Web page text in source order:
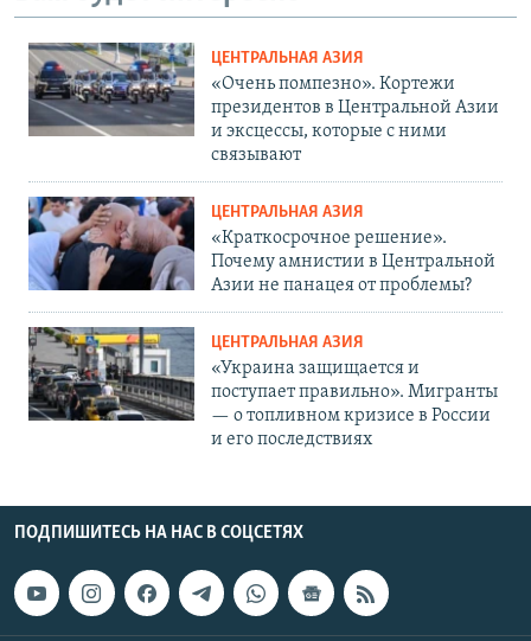
ЦЕНТРАЛЬНАЯ АЗИЯ
«Очень помпезно». Кортежи
президентов в Центральной Азии
и эксцессы, которые с ними
связывают
ЦЕНТРАЛЬНАЯ АЗИЯ
«Краткосрочное решение».
Почему амнистии в Центральной
Азии не панацея от проблемы?
ЦЕНТРАЛЬНАЯ АЗИЯ
«Украина защищается и
поступает правильно». Мигранты
— о топливном кризисе в России
и его последствиях
ПОДПИШИТЕСЬ НА НАС В СОЦСЕТЯХ